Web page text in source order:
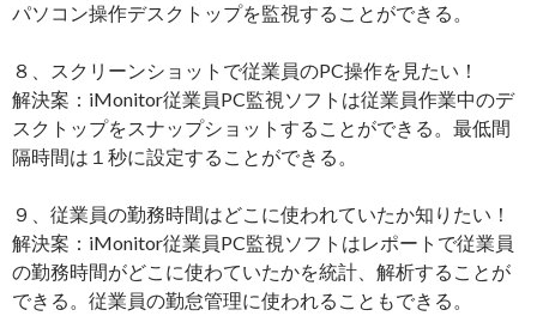
パソコン操作デスクトップを監視することができる。
８、スクリーンショットで従業員のPC操作を見たい！
解決案：iMonitor従業員PC監視ソフトは従業員作業中のデ
スクトップをスナップショットすることができる。最低間
隔時間は１秒に設定することができる。
９、従業員の勤務時間はどこに使われていたか知りたい！
解決案：iMonitor従業員PC監視ソフトはレポートで従業員
の勤務時間がどこに使わていたかを統計、解析することが
できる。従業員の勤怠管理に使われることもできる。